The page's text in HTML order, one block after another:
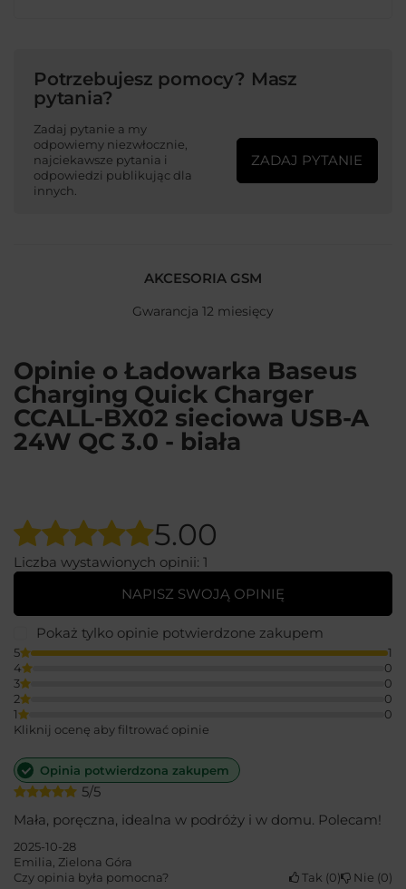
Potrzebujesz pomocy? Masz
pytania?
Zadaj pytanie a my
odpowiemy niezwłocznie,
najciekawsze pytania i
odpowiedzi publikując dla
innych.
ZADAJ PYTANIE
AKCESORIA GSM
Gwarancja 12 miesięcy
Opinie o Ładowarka Baseus
Charging Quick Charger
CCALL-BX02 sieciowa USB-A
24W QC 3.0 - biała
5.00
Liczba wystawionych opinii: 1
NAPISZ SWOJĄ OPINIĘ
Pokaż tylko opinie potwierdzone zakupem
5
1
4
0
3
0
2
0
1
0
Kliknij ocenę aby filtrować opinie
5/5
Opinia potwierdzona zakupem
Mała, poręczna, idealna w podróży i w domu. Polecam!
2025-10-28
Emilia, Zielona Góra
Czy opinia była pomocna?
Tak 0 Nie 0